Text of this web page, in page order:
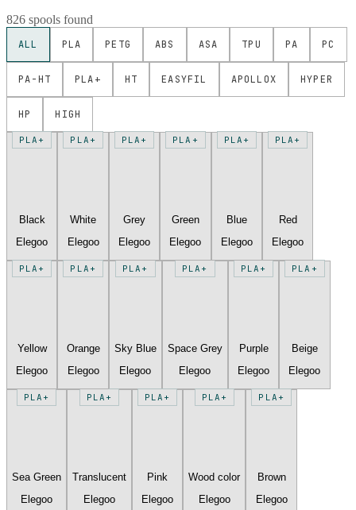
826 spools found
ALL PLA PETG ABS ASA TPU PA PC
PA-HT PLA+ HT EASYFIL APOLLOX HYPER
HP HIGH
PLA+
Black
Elegoo
PLA+
White
Elegoo
PLA+
Grey
Elegoo
PLA+
Green
Elegoo
PLA+
Blue
Elegoo
PLA+
Red
Elegoo
PLA+
Yellow
Elegoo
PLA+
Orange
Elegoo
PLA+
Sky Blue
Elegoo
PLA+
Space Grey
Elegoo
PLA+
Purple
Elegoo
PLA+
Beige
Elegoo
PLA+
Sea Green
Elegoo
PLA+
Translucent
Elegoo
PLA+
Pink
Elegoo
PLA+
Wood color
Elegoo
PLA+
Brown
Elegoo